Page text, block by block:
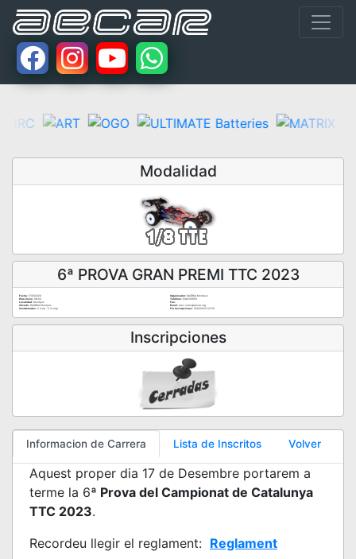
Modalidad
6ª PROVA GRAN PREMI TTC 2023
Fecha:17/12/2023 Organizador:
RACBSA Montjuic
Hora Inicio:
Teléfono:
649234959
Localidad:Montjuic
Fax:
Circuito:
RACBSA Montjuic Email:alex.valls@aecar.org
Coordenadas:
0 (Lat) - 0 (Long) Fin Inscripciones:12/12/2023 23:59
Inscripciones
Informacion de Carrera Lista de Inscritos Volver
Aquest proper dia 17 de Desembre portarem a
terme la 6ª Prova del Campionat de Catalunya
TTC 2023.
Recordeu llegir el reglament: Reglament